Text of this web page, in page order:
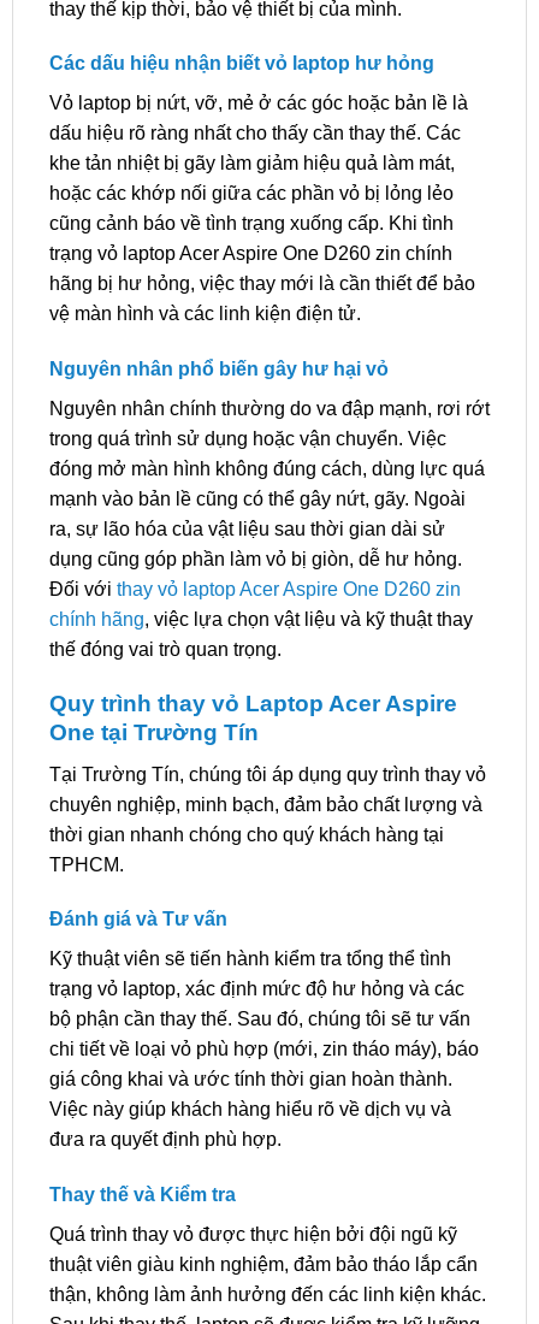
thay thế kịp thời, bảo vệ thiết bị của mình.
Các dấu hiệu nhận biết vỏ laptop hư hỏng
Vỏ laptop bị nứt, vỡ, mẻ ở các góc hoặc bản lề là
dấu hiệu rõ ràng nhất cho thấy cần thay thế. Các
khe tản nhiệt bị gãy làm giảm hiệu quả làm mát,
hoặc các khớp nối giữa các phần vỏ bị lỏng lẻo
cũng cảnh báo về tình trạng xuống cấp. Khi tình
trạng vỏ laptop Acer Aspire One D260 zin chính
hãng bị hư hỏng, việc thay mới là cần thiết để bảo
vệ màn hình và các linh kiện điện tử.
Nguyên nhân phổ biến gây hư hại vỏ
Nguyên nhân chính thường do va đập mạnh, rơi rớt
trong quá trình sử dụng hoặc vận chuyển. Việc
đóng mở màn hình không đúng cách, dùng lực quá
mạnh vào bản lề cũng có thể gây nứt, gãy. Ngoài
ra, sự lão hóa của vật liệu sau thời gian dài sử
dụng cũng góp phần làm vỏ bị giòn, dễ hư hỏng.
Đối với thay vỏ laptop Acer Aspire One D260 zin
chính hãng, việc lựa chọn vật liệu và kỹ thuật thay
thế đóng vai trò quan trọng.
Quy trình thay vỏ Laptop Acer Aspire
One tại Trường Tín
Tại Trường Tín, chúng tôi áp dụng quy trình thay vỏ
chuyên nghiệp, minh bạch, đảm bảo chất lượng và
thời gian nhanh chóng cho quý khách hàng tại
TPHCM.
Đánh giá và Tư vấn
Kỹ thuật viên sẽ tiến hành kiểm tra tổng thể tình
trạng vỏ laptop, xác định mức độ hư hỏng và các
bộ phận cần thay thế. Sau đó, chúng tôi sẽ tư vấn
chi tiết về loại vỏ phù hợp (mới, zin tháo máy), báo
giá công khai và ước tính thời gian hoàn thành.
Việc này giúp khách hàng hiểu rõ về dịch vụ và
đưa ra quyết định phù hợp.
Thay thế và Kiểm tra
Quá trình thay vỏ được thực hiện bởi đội ngũ kỹ
thuật viên giàu kinh nghiệm, đảm bảo tháo lắp cẩn
thận, không làm ảnh hưởng đến các linh kiện khác.